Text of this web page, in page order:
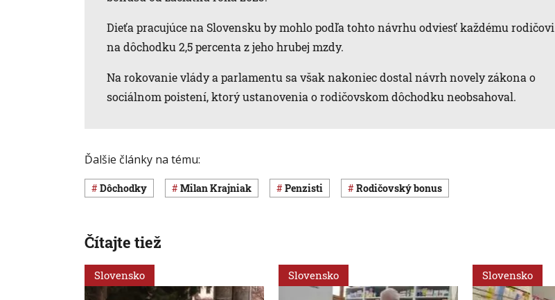
Dieťa pracujúce na Slovensku by mohlo podľa tohto návrhu odviesť každému rodičovi
na dôchodku 2,5 percenta z jeho hrubej mzdy.
Na rokovanie vlády a parlamentu sa však nakoniec dostal návrh novely zákona o
sociálnom poistení, ktorý ustanovenia o rodičovskom dôchodku neobsahoval.
Ďalšie články na tému:
Dôchodky Milan Krajniak penzisti rodičovský bonus
Čítajte tiež
Slovensko Slovensko Slovensko